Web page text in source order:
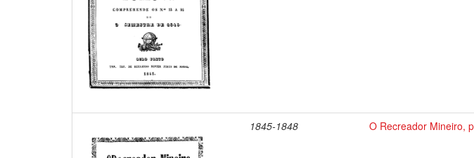
1845-1848 O Recreador Mineiro,